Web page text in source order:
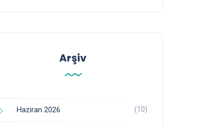
Arşiv
Haziran 2026 (10)